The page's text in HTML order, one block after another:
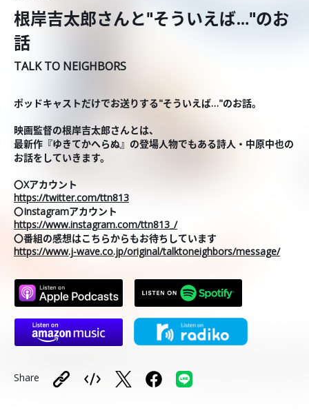
根岸吉太郎さんと"そういえば…"のお
話
TALK TO NEIGHBORS
ポッドキャストだけでお送りする"そういえば…"のお話。
映画監督の根岸吉太郎さんとは、
最新作『ゆきてかへらぬ』の登場人物でもある詩人・中原中也の
お話をしていきます。
〇Xアカウント
https://twitter.com/ttn813
〇Instagramアカウント
https://www.instagram.com/ttn813_/
〇番組の感想はこちらからもお待ちしています
https://www.j-wave.co.jp/original/talktoneighbors/message/
Share